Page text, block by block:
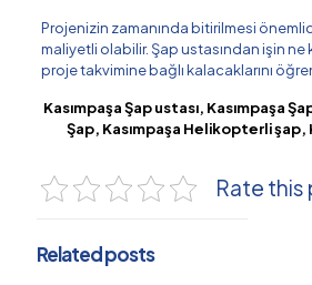
Projenizin zamanında bitirilmesi
maliyetli olabilir. Şap ustasından işin
proje takvimine bağlı kalacaklarını
Kasımpaşa Şap ustası, Kasımpaşa
Şap, Kasımpaşa Helikopterli şap,
Rate this
Related posts